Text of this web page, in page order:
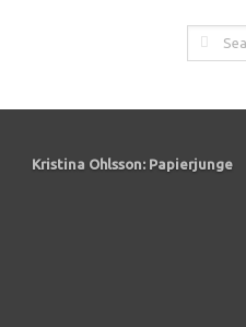
Kristina Ohlsson: Papierjunge